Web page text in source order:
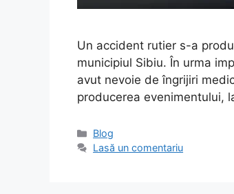
Un accident rutier s-a
municipiul Sibiu. În urma
avut nevoie de îngrijiri
producerea evenimentului,
Categorii
Blog
Lasă un comentariu